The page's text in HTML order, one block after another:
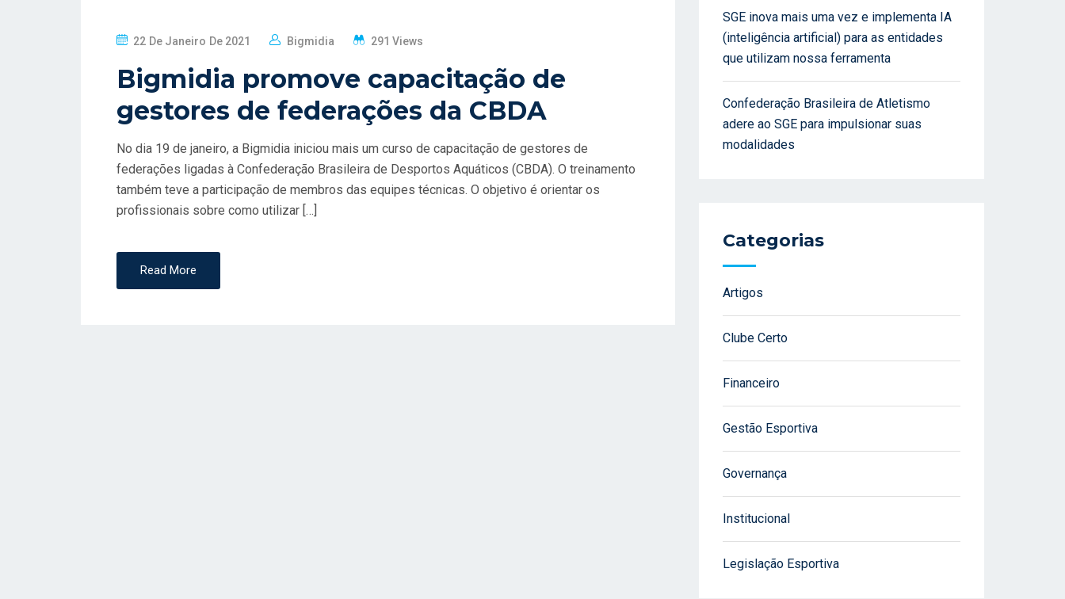
P
S
E
O
22 De Janeiro De 2021 Bigmidia 291 Views
Bigmidia promove capacitação de
gestores de federações da CBDA
No dia 19 de janeiro, a Bigmidia iniciou mais um curso de capacitação de gestores de
federações ligadas à Confederação Brasileira de Desportos Aquáticos (CBDA). O treinamento
também teve a participação de membros das equipes técnicas. O objetivo é orientar os
profissionais sobre como utilizar […]
Read More
SGE inova mais uma vez e implementa IA
(inteligência artificial) para as entidades
que utilizam nossa ferramenta
Confederação Brasileira de Atletismo
adere ao SGE para impulsionar suas
modalidades
Categorias
Artigos
Clube Certo
Financeiro
Gestão Esportiva
Governança
Institucional
Legislação Esportiva